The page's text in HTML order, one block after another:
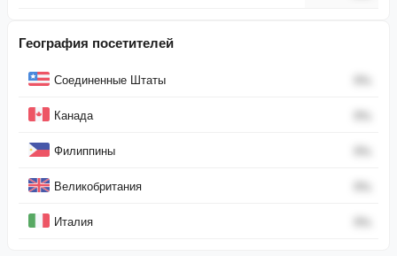
География посетителей
СтранаСоединенные Штаты 0%
Канада 0%
Филиппины 0%
Великобритания 0%
Италия 0%